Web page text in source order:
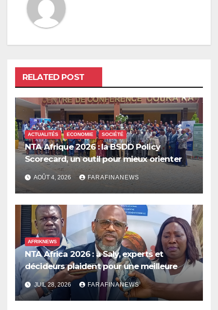
RELATED POST
ACTUALITÉS ECONOMIE SOCIÉTÉ
NTA Afrique 2026 : la BSDD Policy
Scorecard, un outil pour mieux orienter
les dépenses publiques
AOÛT 4, 2026 FARAFINANEWS
AFRIKNEWS
NTA Africa 2026 : à Saly, experts et
décideurs plaident pour une meilleure
prise en compte de l’économie des soins
en Afrique
JUIL 28, 2026 FARAFINANEWS